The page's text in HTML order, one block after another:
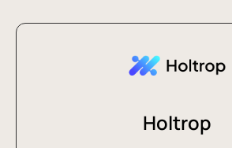
Holtrop